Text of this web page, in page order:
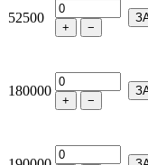
52500
+ −
180000
+ −